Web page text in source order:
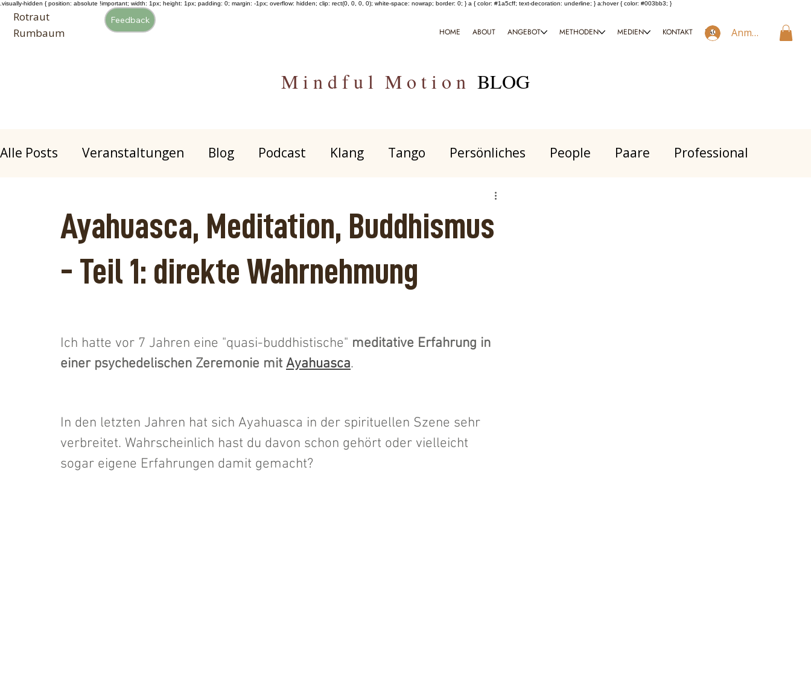
.visually-hidden { position: absolute !important; width: 1px; height: 1px; padding: 0; margin: -1px; overflow: hidden; clip: rect(0, 0, 0, 0); white-space: nowrap; border: 0; } a { color: #1a5cff; text-decoration: underline; } a:hover { color: #003bb3; }
Rotraut
Rumbaum
Feedback
HOME
ABOUT ANGEBOT METHODEN MEDIEN KONTAKT FAQ Anmelden
Alle Posts Veranstaltungen Blog Podcast Klang Tango Persönliches People Paare Professional
Klangreise Ausdruck & Tanz
Ayahuasca, Meditation, Buddhismus
- Teil 1: direkte Wahrnehmung
Ich hatte vor 7 Jahren eine "quasi-buddhistische" meditative Erfahrung in
einer psychedelischen Zeremonie mit Ayahuasca.
In den letzten Jahren hat sich Ayahuasca in der spirituellen Szene sehr
verbreitet. Wahrscheinlich hast du davon schon gehört oder vielleicht
sogar eigene Erfahrungen damit gemacht?
M i n d f u l M o t i o n BLOG